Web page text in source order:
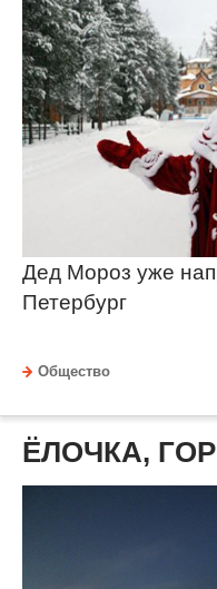
Дед Мороз уже
Петербург
Общество
ЁЛОЧКА,